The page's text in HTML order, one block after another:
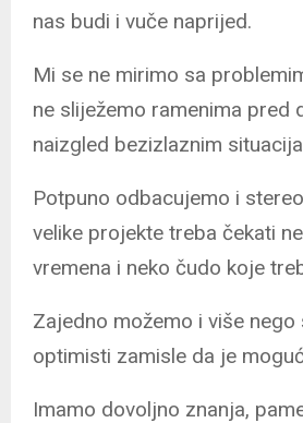
nas budi i vuče naprijed.
Mi se ne mirimo sa
ne sliježemo ramenima pred
naizgled bezizlaznim
Potpuno odbacujemo i
velike projekte treba čekati
vremena i neko čudo koje
Zajedno možemo i više nego
optimisti zamisle da je
Imamo dovoljno znanja,